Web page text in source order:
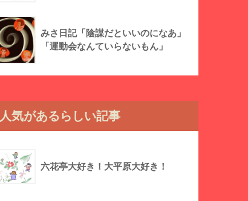
みさ日記「陰謀だといいのになあ」
「運動会なんていらないもん」
人気があるらしい記事
六花亭大好き！大平原大好き！